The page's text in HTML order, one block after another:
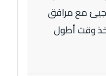
مع مرافق
وقت أطول